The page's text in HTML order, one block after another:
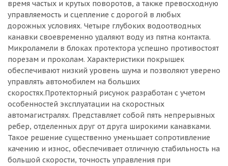
время частых и крутых поворотов, а также превосходную
управляемость и сцепление с дорогой в любых
дорожных условиях. Четыре глубоких водоотводных
канавки своевременно удаляют воду из пятна контакта.
Микроламели в блоках протектора успешно противостоят
порезам и проколам. Характеристики покрышек
обеспечивают низкий уровень шума и позволяют уверено
управлять автомобилем на больших
скоростях.Протекторный рисунок разработан с учетом
особенностей эксплуатации на скоростных
автомагистралях. Представляет собой пять непрерывных
ребер, отделенных друг от друга широкими канавками.
Такое решение существенно уменьшает сопротивление
качению и износ, обеспечивает отличную стабильность на
большой скорости, точность управления при